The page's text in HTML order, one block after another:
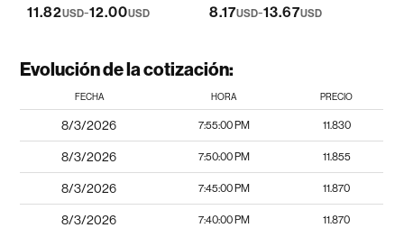
11.82USD-12.00USD 8.17USD-13.67USD
Evolución de la cotización:
FECHA HORA PRECIO
8/3/2026 7:55:00 PM 11.830
8/3/2026 7:50:00 PM 11.855
8/3/2026 7:45:00 PM 11.870
8/3/2026 7:40:00 PM 11.870